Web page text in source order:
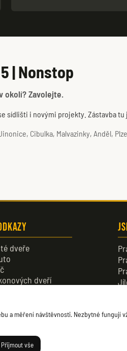
| Nonstop
okolí? Zavolejte.
sídlišti i novými projekty. Zástavba
Cibulka, Malvazinky, Anděl,
dveře
dveří
a měření návštěvnosti. Nezbytné fungují
Přijmout vše